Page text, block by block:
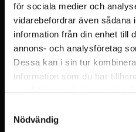
för sociala medier och
vidarebefordrar även sådana
information från din enhet till
annons- och analysföretag
Dessa kan i sin tur
information som du har
Nödvändig